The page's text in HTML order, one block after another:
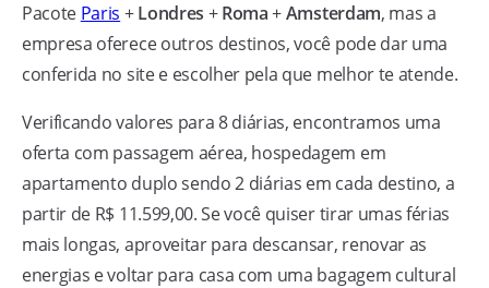
Pacote Paris +Londres +Roma+Amsterdam, mas a
empresa oferece outros destinos, você pode dar uma
conferida no site e escolher pela que melhor te atende.
Verificando valores para 8 diárias, encontramos uma
oferta com passagem aérea, hospedagem em
apartamento duplo sendo 2 diárias em cada destino, a
partir de R$ 11.599,00. Se você quiser tirar umas férias
mais longas, aproveitar para descansar, renovar as
energias e voltar para casa com uma bagagem cultural